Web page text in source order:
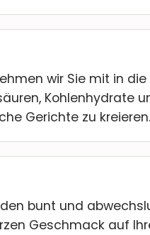
wir Sie mit in
Kohlenhydrate
Gerichte zu kreieren.
bunt und
Geschmack auf